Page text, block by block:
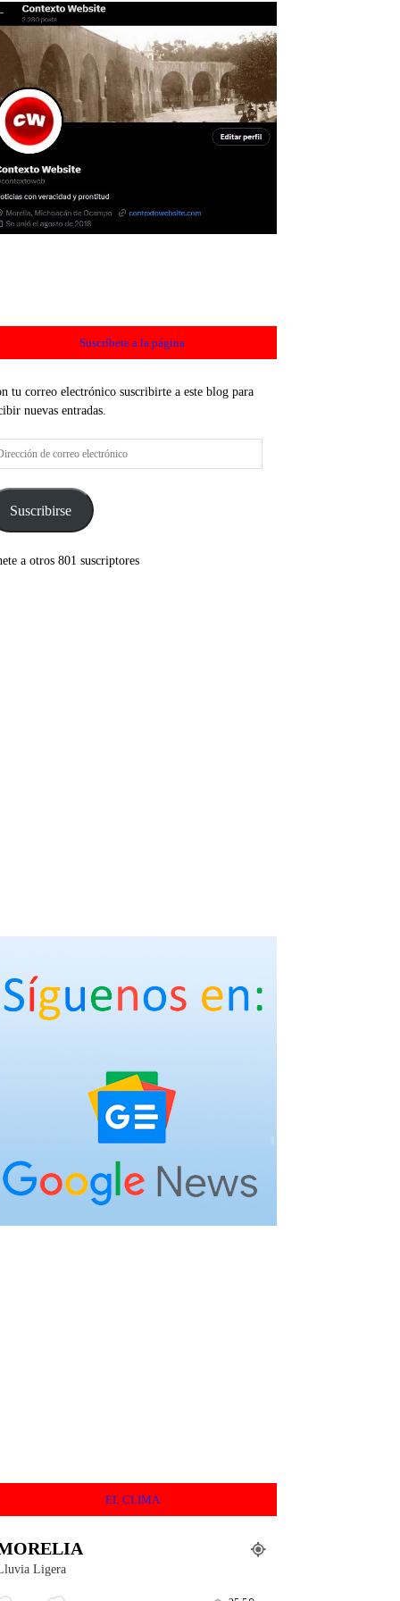
Suscríbete a la página
tu correo electrónico suscribirte a este blog para
nuevas entradas.
Suscribirse
a otros 801 suscriptores
EL CLIMA
Ligera